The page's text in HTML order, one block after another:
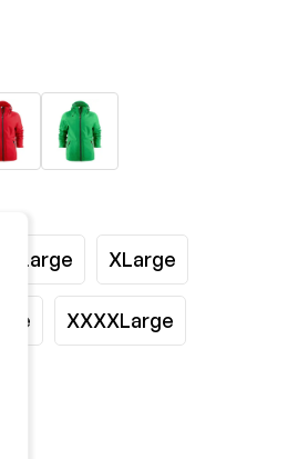
Large XLarge
XXXXLarge